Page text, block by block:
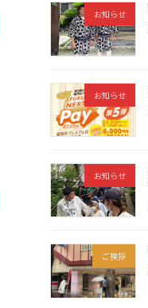
お知らせ
お知らせ
お知らせ
ご挨拶